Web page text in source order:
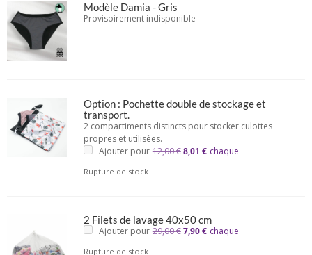
Modèle Damia - Gris
Provisoirement indisponible
Option : Pochette double de stockage et
transport.
2 compartiments distincts pour stocker culottes
propres et utilisées.
Ajouter pour 12,00€Le
prix
8,01 €Le
prix
chaque
Rupture de stock
2 Filets de lavage 40x50 cm
Ajouter pour 29,00€Le
prix
7,90€Le
prix
chaque
Rupture de stock